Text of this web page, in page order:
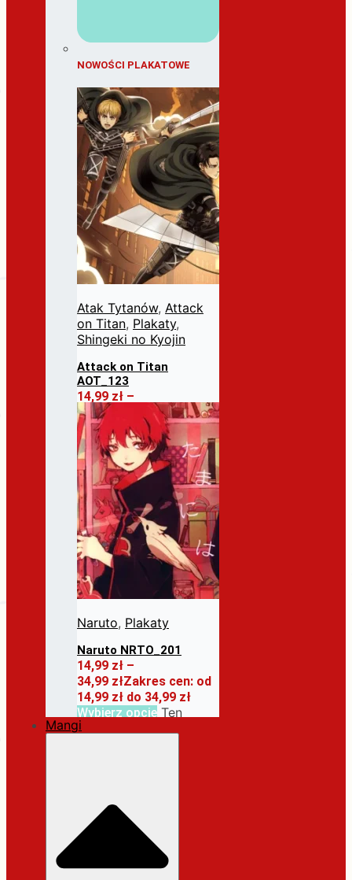
NOWOŚCI PLAKATOWE
Atak Tytanów, Attack
on Titan, Plakaty,
Shingeki no Kyojin
Attack on Titan
AOT_123
14,99 zł –
26,99
Zakres cen: od
14,99 zł do 26,99 zł
Wybierz opcje Ten
produkt ma wiele
wariantów. Opcje
można wybrać na
stronie produktu
Naruto, Plakaty
Naruto NRTO_201
14,99 zł –
34,99 złZakres cen: od
14,99 zł do 34,99 zł
Wybierz opcje Ten
produkt ma wiele
Mangi